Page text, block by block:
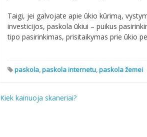
Taigi, jei galvojate apie ūkio kūrimą,
investicijos, paskola ūkiui – puikus
tipo pasirinkimas, prisitaikymas prie ūkio
paskola,paskola internetu,paskola žemei
Navigacija
Kiek kainuoja skaneriai?